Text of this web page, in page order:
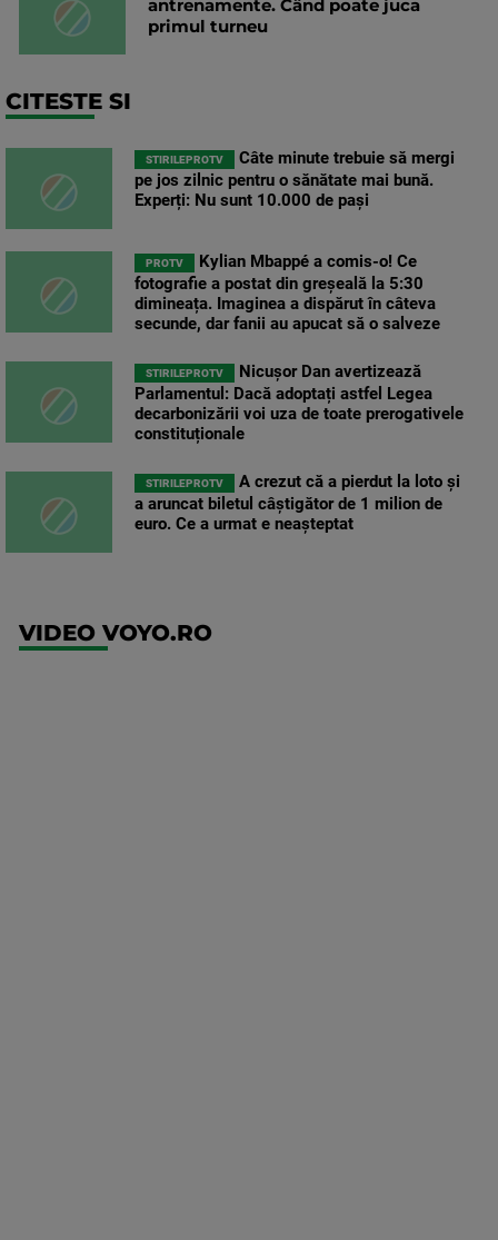
antrenamente. Când poate juca
primul turneu
CITESTE SI
STIRILEPROTV
Câte minute trebuie să mergi
pe jos zilnic pentru o sănătate mai bună.
Experți: Nu sunt 10.000 de pași
PROTV
Kylian Mbappé a comis-o! Ce
fotografie a postat din greșeală la 5:30
dimineața. Imaginea a dispărut în câteva
secunde, dar fanii au apucat să o salveze
STIRILEPROTV
Nicușor Dan avertizează
Parlamentul: Dacă adoptați astfel Legea
decarbonizării voi uza de toate prerogativele
constituționale
STIRILEPROTV
A crezut că a pierdut la loto și
a aruncat biletul câștigător de 1 milion de
euro. Ce a urmat e neașteptat
VIDEO VOYO.RO